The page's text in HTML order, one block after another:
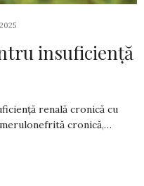
insuficiență
re­­nală cronică cu
cronică,…